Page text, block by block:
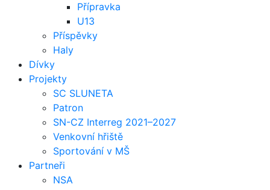
Přípravka
U13
Příspěvky
Haly
Dívky
Projekty
SC SLUNETA
Patron
SN-CZ Interreg 2021–2027
Venkovní hřiště
Sportování v MŠ
Partneři
NSA